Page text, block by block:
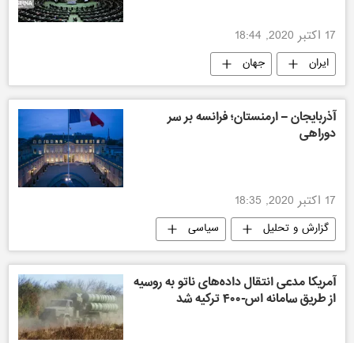
17 اکتبر 2020, 18:44
ایران جهان
آذربایجان – ارمنستان؛ فرانسه بر سر
دوراهی
17 اکتبر 2020, 18:35
گزارش و تحلیل
سیاسی
درگیری در قره باغ
آمریکا مدعی انتقال داده‌های ناتو به روسیه
از طریق سامانه اس-۴۰۰ ترکیه شد